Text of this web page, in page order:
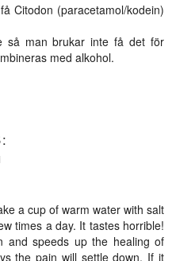
Citodon (paracetamol/kodein)
så man brukar inte få det för
med alkohol.
a cup of warm water with salt
times a day. It tastes horrible!
and speeds up the healing of
the pain will settle down. If it